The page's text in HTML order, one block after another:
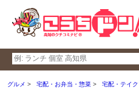
グルメ 宅配・お弁当・惣菜 宅配・テイク